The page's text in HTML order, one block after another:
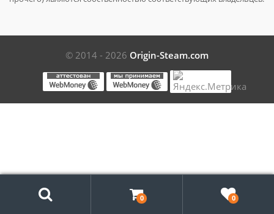
© 2014 - 2026 Origin-Steam.com
0 0